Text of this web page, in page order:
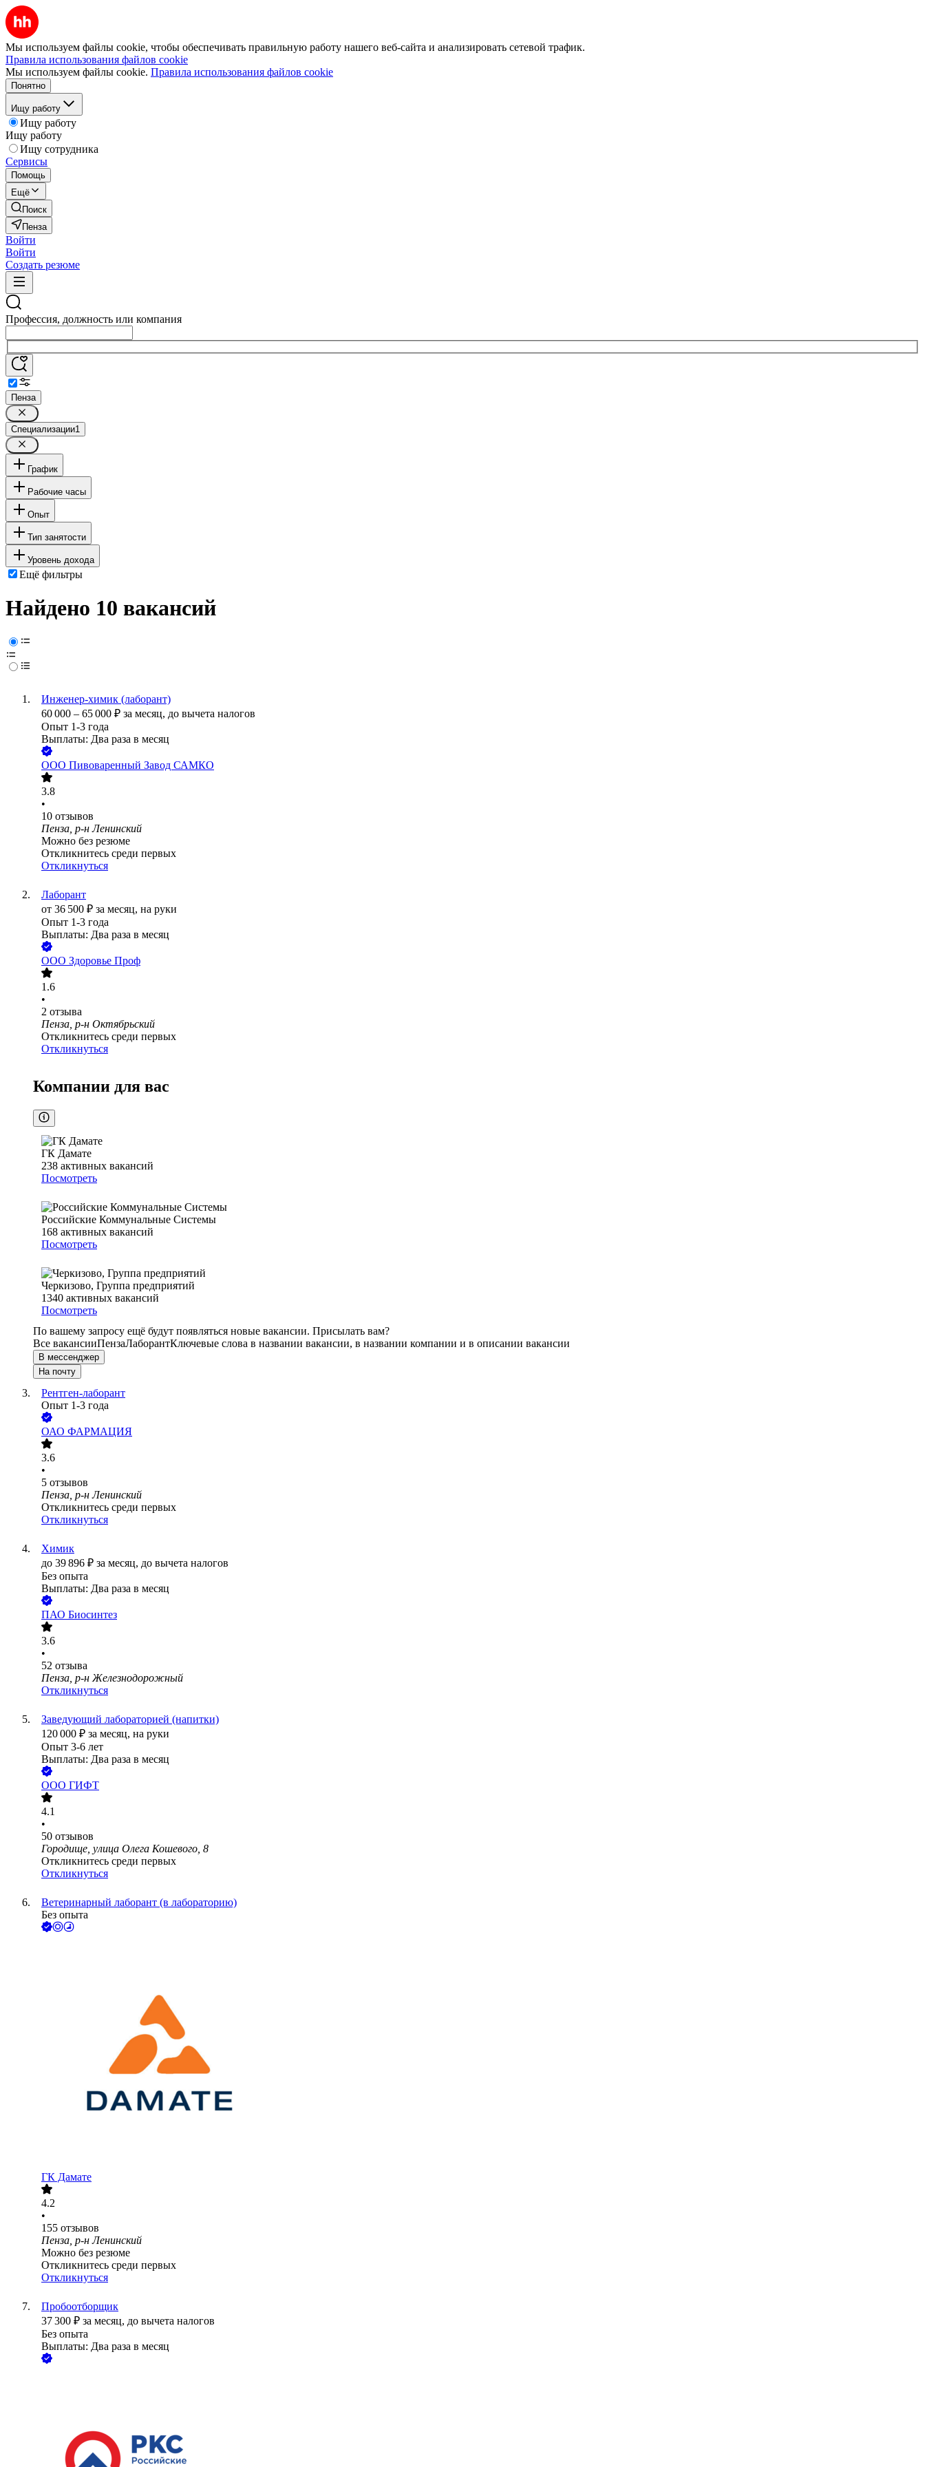
Мы используем файлы cookie, чтобы обеспечивать правильную работу нашего веб-сайта и анализировать сетевой трафик.
Правила использования файлов cookie
Мы используем файлы cookie. Правила использования файлов cookie
Понятно
Ищу работу
Ищу работу
Ищу работу
Ищу сотрудника
Сервисы
Помощь
Ещё
Поиск
Пенза
Войти
Войти
Создать резюме
Профессия, должность или компания
Пенза
Специализации1
График
Рабочие часы
Опыт
Тип занятости
Уровень дохода
Ещё фильтры
Найдено 10 вакансий
Инженер-химик (лаборант)
60 000 – 65 000 ₽ за месяц, до вычета налогов
Опыт 1-3 года
Выплаты: Два раза в месяц
ООО Пивоваренный Завод САМКО
3.8
•
10 отзывов
Пенза, р-н Ленинский
Можно без резюме
Откликнитесь среди первых
Откликнуться
Лаборант
от 36 500 ₽ за месяц, на руки
Опыт 1-3 года
Выплаты: Два раза в месяц
ООО Здоровье Проф
1.6
•
2 отзыва
Пенза, р-н Октябрьский
Откликнитесь среди первых
Откликнуться
Компании для вас
ГК Дамате
238 активных вакансий
Посмотреть
Российские Коммунальные Системы
168 активных вакансий
Посмотреть
Черкизово, Группа предприятий
1340 активных вакансий
Посмотреть
По вашему запросу ещё будут появляться новые вакансии. Присылать вам?
Все вакансииПензаЛаборантКлючевые слова в названии вакансии, в названии компании и в описании вакансии
В мессенджер
На почту
Рентген-лаборант
Опыт 1-3 года
ОАО ФАРМАЦИЯ
3.6
•
5 отзывов
Пенза, р-н Ленинский
Откликнитесь среди первых
Откликнуться
Химик
до 39 896 ₽ за месяц, до вычета налогов
Без опыта
Выплаты: Два раза в месяц
ПАО Биосинтез
3.6
•
52 отзыва
Пенза, р-н Железнодорожный
Откликнуться
Заведующий лабораторией (напитки)
120 000 ₽ за месяц, на руки
Опыт 3-6 лет
Выплаты: Два раза в месяц
ООО ГИФТ
4.1
•
50 отзывов
Городище, улица Олега Кошевого, 8
Откликнитесь среди первых
Откликнуться
Ветеринарный лаборант (в лабораторию)
Без опыта
ГК Дамате
4.2
•
155 отзывов
Пенза, р-н Ленинский
Можно без резюме
Откликнитесь среди первых
Откликнуться
Пробоотборщик
37 300 ₽ за месяц, до вычета налогов
Без опыта
Выплаты: Два раза в месяц